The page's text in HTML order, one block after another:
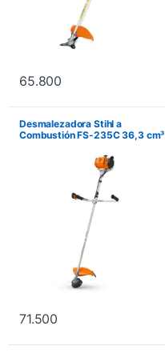
65.800
Desmalezadora Stihl a
Combustión FS-235C 36,3 cm³
71.500